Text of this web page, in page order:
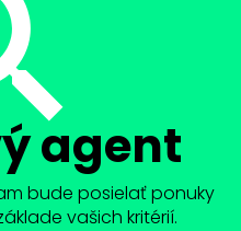
agent
bude posielať ponuky
vašich kritérií.